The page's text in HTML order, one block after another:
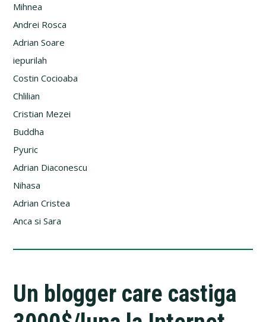
Mihnea
Andrei Rosca
Adrian Soare
iepurilah
Costin Cocioaba
Chlilian
Cristian Mezei
Buddha
Pyuric
Adrian Diaconescu
Nihasa
Adrian Cristea
Anca si Sara
Un blogger care castiga